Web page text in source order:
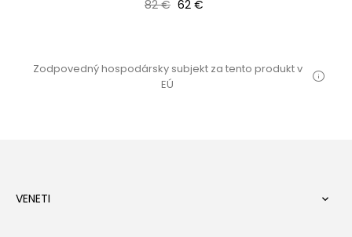
Bežná cena
82 € Cena
62 €
Zodpovedný hospodársky subjekt za tento produkt v
EÚ
VENETI 